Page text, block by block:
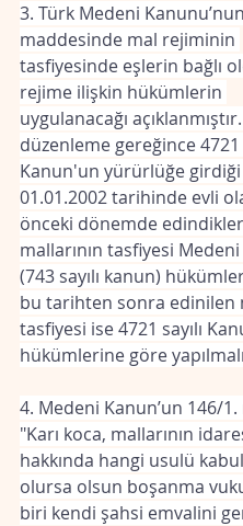
3. Türk Medeni
maddesinde mal rejiminin
tasfiyesinde eşlerin bağlı
rejime ilişkin hükümlerin
uygulanacağı
düzenleme gereğince 4721
Kanun'un yürürlüğe girdiği
01.01.2002 tarihinde evli
önceki dönemde
mallarının tasfiyesi
(743 sayılı kanun)
bu tarihten sonra edinilen
tasfiyesi ise 4721 sayılı
hükümlerine göre
4. Medeni Kanun’un 146/
"Karı koca, mallarının
hakkında hangi usulü
olursa olsun boşanma
biri kendi şahsi emvalini